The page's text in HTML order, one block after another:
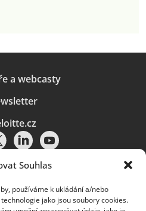
Souhlas
používáme k ukládání a/nebo
jako jsou soubory cookies.
a webcasty
údajů|Soubory cookies |